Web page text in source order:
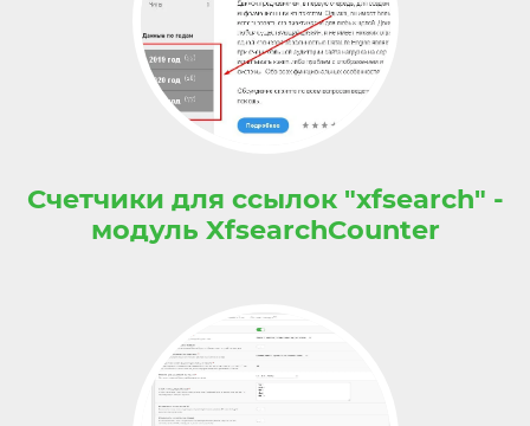
Счетчики для ссылок "xfsearch" -
модуль XfsearchCounter